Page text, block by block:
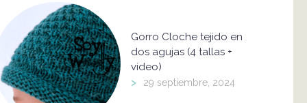
Gorro Cloche tejido en
dos agujas (4 tallas +
video)
> 29 septiembre, 2024